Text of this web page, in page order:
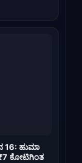
16: ಹುಮಾ
₹7 ಕೋಟಿಗಿಂತ